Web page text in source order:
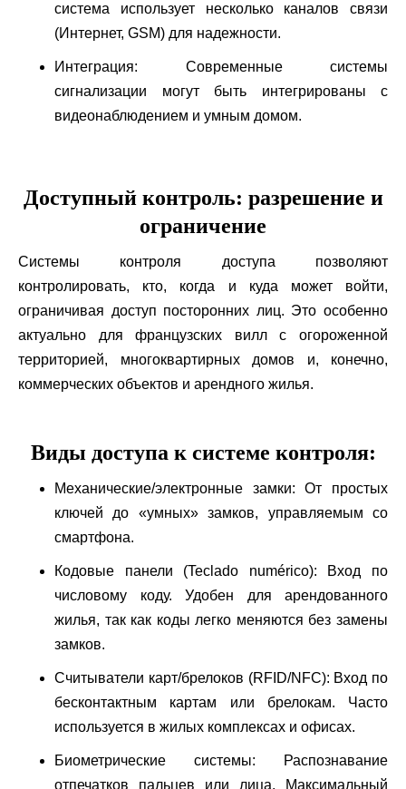
система использует несколько каналов связи
(Интернет, GSM) для надежности.
Интеграция: Современные системы
сигнализации могут быть интегрированы с
видеонаблюдением и умным домом.
Доступный контроль: разрешение и
ограничение
Системы контроля доступа позволяют
контролировать, кто, когда и куда может войти,
ограничивая доступ посторонних лиц. Это особенно
актуально для французских вилл с огороженной
территорией, многоквартирных домов и, конечно,
коммерческих объектов и арендного жилья.
Виды доступа к системе контроля:
Механические/электронные замки: От простых
ключей до «умных» замков, управляемым со
смартфона.
Кодовые панели (Teclado numérico): Вход по
числовому коду. Удобен для арендованного
жилья, так как коды легко меняются без замены
замков.
Считыватели карт/брелоков (RFID/NFC): Вход по
бесконтактным картам или брелокам. Часто
используется в жилых комплексах и офисах.
Биометрические системы: Распознавание
отпечатков пальцев или лица. Максимальный